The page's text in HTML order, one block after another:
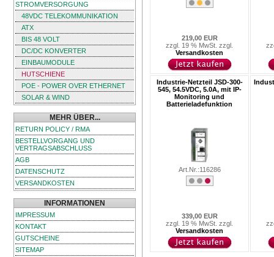
STROMVERSORGUNG
48VDC TELEKOMMUNIKATION
ATX
BIS 48 VOLT
DC/DC KONVERTER
EINBAUMODULE
HUTSCHIENE
POE - POWER OVER ETHERNET
SOLAR & WIND
MEHR ÜBER...
RETURN POLICY / RMA
BESTELLVORGANG UND
VERTRAGSABSCHLUSS
AGB
DATENSCHUTZ
VERSANDKOSTEN
INFORMATIONEN
IMPRESSUM
KONTAKT
GUTSCHEINE
SITEMAP
219,00 EUR
zzgl. 19 % MwSt. zzgl.
Versandkosten
Industrie-Netzteil JSD-300-
545, 54.5VDC, 5.0A, mit IP-
Monitoring und
Batterieladefunktion
Art.Nr.:116286
339,00 EUR
zzgl. 19 % MwSt. zzgl.
Versandkosten